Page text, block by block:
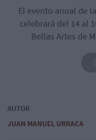
El evento anual de
celebrará del 14 al
Bellas Artes de
AUTOR
JUAN MANUEL URRACA